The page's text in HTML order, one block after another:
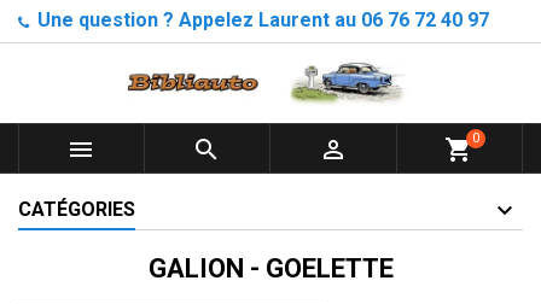
Une question ? Appelez Laurent au 06 76 72 40 97
   shopping_cart0
CATÉGORIES
GALION - GOELETTE